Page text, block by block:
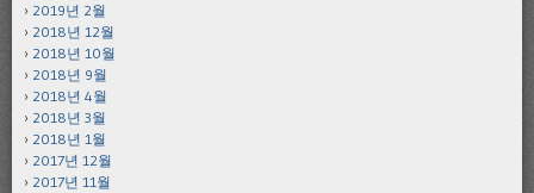
2019년 2월
2018년 12월
2018년 10월
2018년 9월
2018년 4월
2018년 3월
2018년 1월
2017년 12월
2017년 11월